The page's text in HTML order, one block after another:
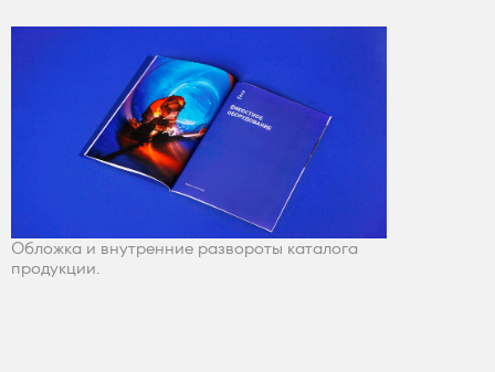
Обложка и внутренние развороты каталога
продукции.